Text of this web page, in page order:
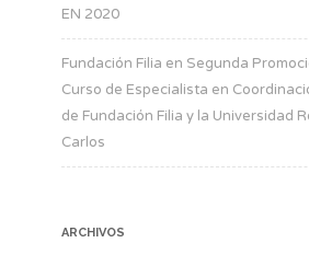
EN 2020
Fundación Filia en Segunda
Curso de Especialista en
de Fundación Filia y la Universidad
Carlos
ARCHIVOS